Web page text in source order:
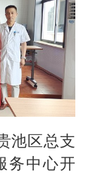
池区总支
务中心开